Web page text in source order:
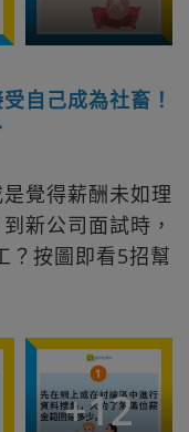
自己成為社畜！
覺得薪酬未如理
新公司面試時，
？按圖即看5招幫
+12